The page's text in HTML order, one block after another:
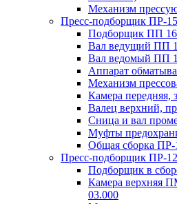
Механизм
Пресс-подборщик ПР-
Подборщик ПП
Вал ведущий ПП
Вал ведомый ПП
Аппарат
Механизм
Камера передняя,
Валец верхний,
Сница и вал
Муфты
Общая сборка
Пресс-подборщик ПР-
Подборщик в
Камера верхняя
03.000